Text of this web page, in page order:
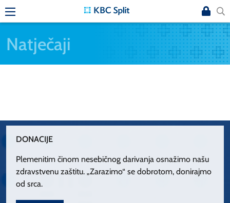
Natječaji
DONACIJE
Plemenitim činom nesebičnog darivanja osnažimo našu
zdravstvenu zaštitu. „Zarazimo“ se dobrotom, donirajmo
od srca.